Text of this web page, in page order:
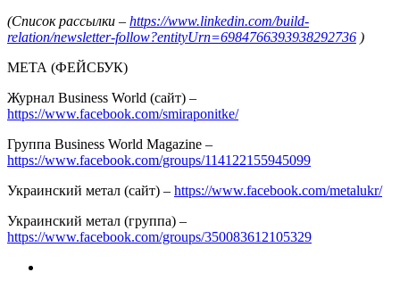
(Список рассылки – https://www.linkedin.com/build-
relation/newsletter-follow?entityUrn=6984766393938292736 )
МЕТА (ФЕЙСБУК)
Журнал Business World (сайт) –
https://www.facebook.com/smiraponitke/
Группа Business World Magazine –
https://www.facebook.com/groups/114122155945099
Украинский метал (сайт) – https://www.facebook.com/metalukr/
Украинский метал (группа) –
https://www.facebook.com/groups/350083612105329